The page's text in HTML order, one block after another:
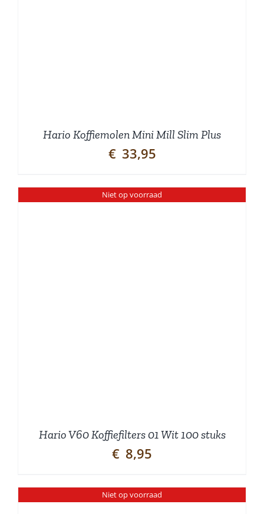
Hario Koffiemolen Mini Mill Slim Plus
€ 33,95
Niet op voorraad
Hario V60 Koffiefilters 01 Wit 100 stuks
€ 8,95
Niet op voorraad